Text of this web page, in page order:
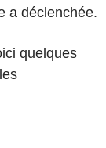
a déclenchée.
quelques